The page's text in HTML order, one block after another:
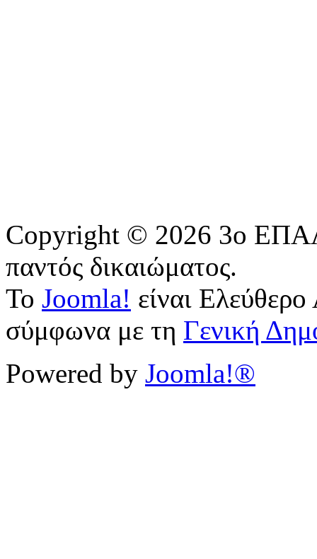
Copyright © 2026 3o
παντός δικαιώματος.
Το Joomla! είναι Ελεύθερο
σύμφωνα με τη Γενική
Powered by Joomla!®